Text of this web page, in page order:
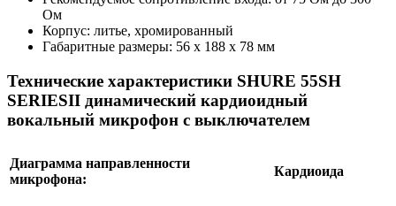
Ом
Корпус: литье, хромированный
Габаритные размеры: 56 х 188 х 78 мм
Технические характеристики SHURE 55SH
SERIESII динамический кардиоидный
вокальный микрофон с выключателем
Диаграмма направленности
микрофона:
Кардиоида